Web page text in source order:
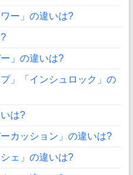
ー」の違いは?
」の違いは?
」「インシュロック」の
は?
カッション」の違いは?
ェ」の違いは?